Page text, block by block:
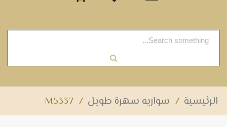
الرئيسية / سواريه سهرة طويل /
M5337